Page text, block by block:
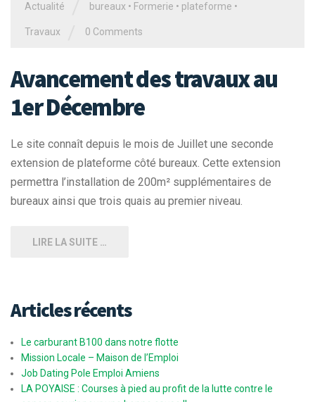
Actualité bureaux • Formerie • plateforme •
Travaux 0 Comments
Avancement des travaux au
1er Décembre
Le site connaît depuis le mois de Juillet une seconde
extension de plateforme côté bureaux. Cette extension
permettra l’installation de 200m² supplémentaires de
bureaux ainsi que trois quais au premier niveau.
LIRE LA SUITE …
Articles récents
Le carburant B100 dans notre flotte
Mission Locale – Maison de l’Emploi
Job Dating Pole Emploi Amiens
LA POYAISE : Courses à pied au profit de la lutte contre le